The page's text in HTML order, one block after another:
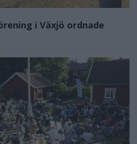
i Växjö ordnade